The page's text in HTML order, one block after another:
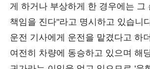
게 하거나 부상하게 한 경우에는 그
책임을 진다"라고 명시하고 있습니
운전 기사에게 운전을 맡겼다고 하
여전히 차량에 동승하고 있으며 해